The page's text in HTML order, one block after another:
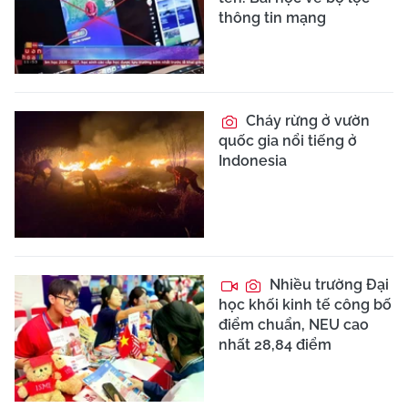
thông tin mạng
Cháy rừng ở vườn
quốc gia nổi tiếng ở
Indonesia
Nhiều trường Đại
học khối kinh tế công bố
điểm chuẩn, NEU cao
nhất 28,84 điểm